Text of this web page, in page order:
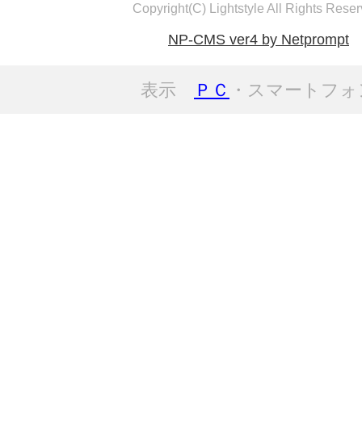
Copyright(C) Lightstyle All Rights
NP-CMS ver4 by Netprompt
表示 ＰＣ ・スマートフ